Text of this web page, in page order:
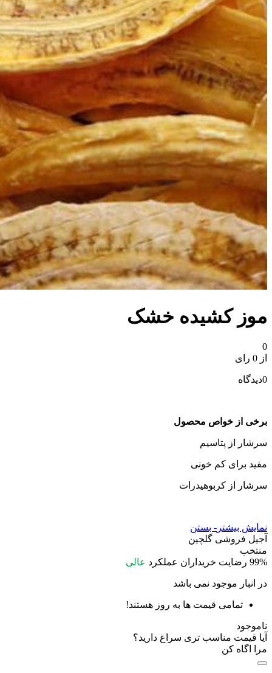
موز کشیده خشک
0
از 0 رای
0دیدگاه
برخی از خواص محصول
سرشار از پتاسیم
مفید برای کم خونی
سرشار از کربوهیدرات
نمایش بیشتر - بستن
آجیل فروشی گلچین
منتخب
99% رضایت خریداران عملکرد عالی
در انبار موجود نمی باشد
تمامی قیمت ها به روز هستند!
ناموجود
آیا قیمت مناسب تری سراغ دارید؟
مرا اگاه کن